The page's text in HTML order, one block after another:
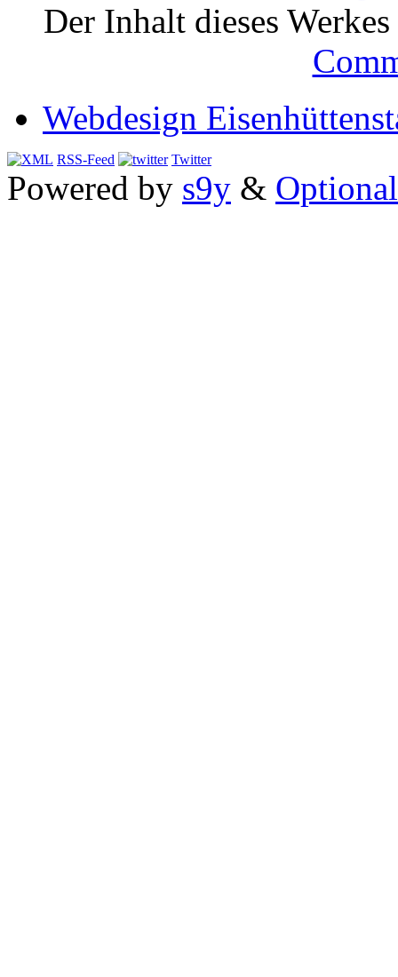
Der Inhalt dieses
Webdesign
RSS-Feed Twitter
Powered by s9y &